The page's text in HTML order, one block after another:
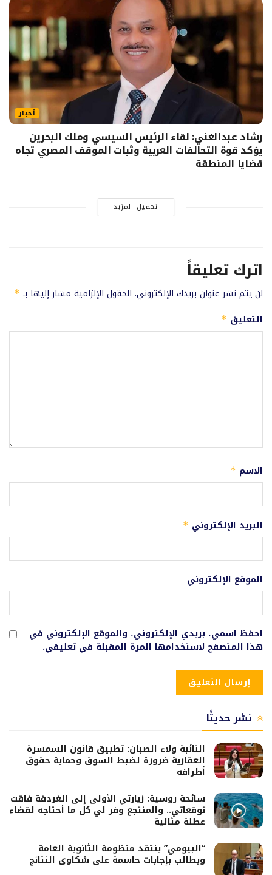
أخبار
رشاد عبدالغني: لقاء الرئيس السيسي وملك البحرين
يؤكد قوة التحالفات العربية وثبات الموقف المصري تجاه
قضايا المنطقة
تحميل المزيد
اترك تعليقاً
لن يتم نشر عنوان بريدك الإلكتروني. الحقول الإلزامية مشار إليها بـ *
التعليق *
الاسم *
البريد الإلكتروني *
الموقع الإلكتروني
احفظ اسمي، بريدي الإلكتروني، والموقع الإلكتروني في
هذا المتصفح لاستخدامها المرة المقبلة في تعليقي.
نشر حديثًا
النائبة ولاء الصبان: تطبيق قانون السمسرة
العقارية ضرورة لضبط السوق وحماية حقوق
أطرافه
سائحة روسية: زيارتي الأولى إلى الغردقة فاقت
توقعاتي.. والمنتجع وفر لي كل ما أحتاجه لقضاء
عطلة مثالية
“البيومي” ينتقد منظومة الثانوية العامة
ويطالب بإجابات حاسمة على شكاوى النتائج